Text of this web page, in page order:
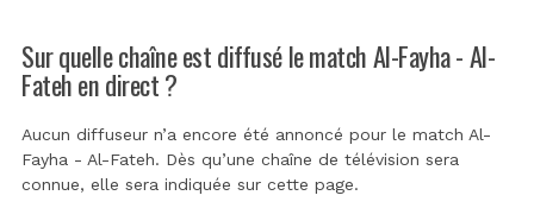
Sur quelle chaîne est diffusé le match Al-Fayha - Al-
Fateh en direct ?
Aucun diffuseur n’a encore été annoncé pour le match Al-
Fayha - Al-Fateh. Dès qu’une chaîne de télévision sera
connue, elle sera indiquée sur cette page.